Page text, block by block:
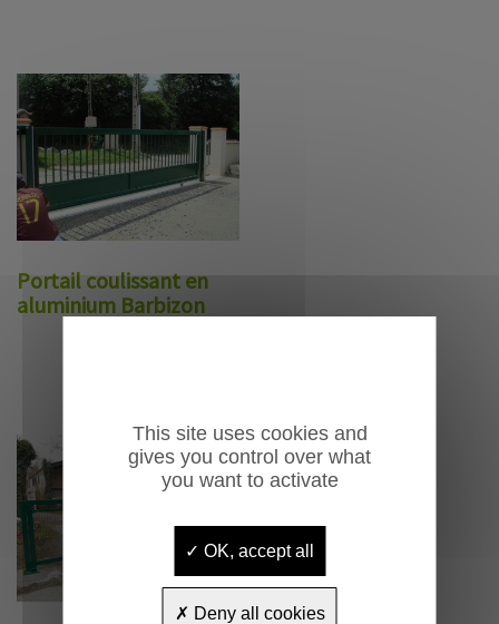
Portail coulissant en
aluminium Barbizon
This site uses cookies and
gives you control over what
you want to activate
OK, accept all
Deny all cookies